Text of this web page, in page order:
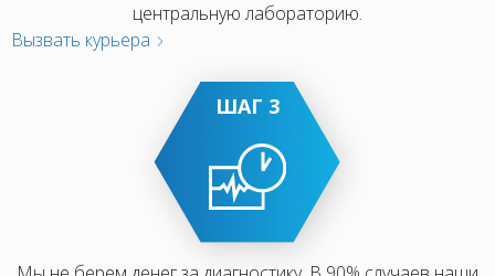
центральную лабораторию.
Вызвать курьера
ШАГ 3